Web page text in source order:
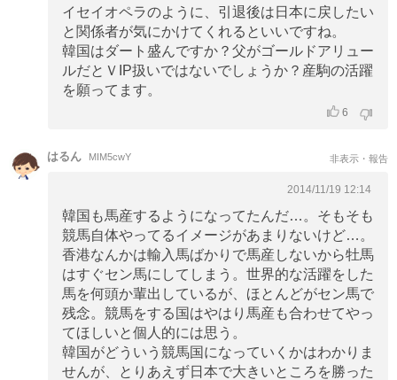
イセイオペラのように、引退後は日本に戻したい
と関係者が気にかけてくれるといいですね。
韓国はダート盛んですか？父がゴールドアリュー
ルだとＶIP扱いではないでしょうか？産駒の活躍
を願ってます。
6
はるん MIM5cwY 非表示・報告
2014/11/19 12:14
韓国も馬産するようになってたんだ…。そもそも
競馬自体やってるイメージがあまりないけど…。
香港なんかは輸入馬ばかりで馬産しないから牡馬
はすぐセン馬にしてしまう。世界的な活躍をした
馬を何頭か輩出しているが、ほとんどがセン馬で
残念。競馬をする国はやはり馬産も合わせてやっ
てほしいと個人的には思う。
韓国がどういう競馬国になっていくかはわかりま
せんが、とりあえず日本で大きいところを勝った